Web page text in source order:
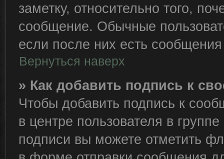
заметку, относительно того,
сообщение. Обычные
если после них есть
Вернуться наверх
» Как добавить подпись к
Чтобы добавить подпись к
в центре пользователя в
подписи вы можете отметить